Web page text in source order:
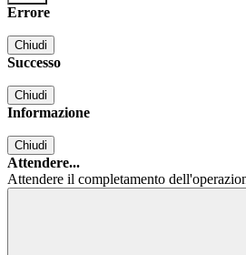
Errore
Chiudi
Successo
Chiudi
Informazione
Chiudi
Attendere...
Attendere il completamento